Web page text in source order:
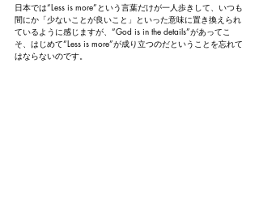
日本では“Less is more”という言葉だけが一人歩きして、いつも
間にか「少ないことが良いこと」といった意味に置き換えられ
ているように感じますが、“God is in the details”があってこ
そ、はじめて“Less is more”が成り立つのだということを忘れて
はならないのです。